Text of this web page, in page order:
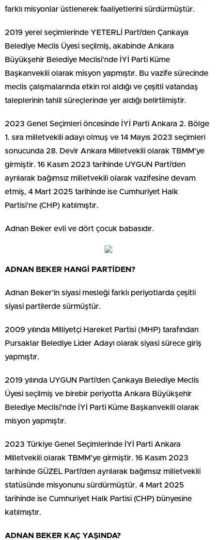
farklı misyonlar üstlenerek faaliyetlerini sürdürmüştür.
2019 yerel seçimlerinde YETERLİ Parti’den Çankaya
Belediye Meclis Üyesi seçilmiş, akabinde Ankara
Büyükşehir Belediye Meclisi’nde İYİ Parti Küme
Başkanvekili olarak misyon yapmıştır. Bu vazife sürecinde
meclis çalışmalarında etkin rol aldığı ve çeşitli vatandaş
taleplerinin tahlil süreçlerinde yer aldığı belirtilmiştir.
2023 Genel Seçimleri öncesinde İYİ Parti Ankara 2. Bölge
1. sıra milletvekili adayı olmuş ve 14 Mayıs 2023 seçimleri
sonucunda 28. Devir Ankara Milletvekili olarak TBMM’ye
girmiştir. 16 Kasım 2023 tarihinde UYGUN Parti’den
ayrılarak bağımsız milletvekili olarak vazifesine devam
etmiş, 4 Mart 2025 tarihinde ise Cumhuriyet Halk
Partisi’ne (CHP) katılmıştır.
Adnan Beker evli ve dört çocuk babasıdır.
ADNAN BEKER HANGİ PARTİDEN?
Adnan Beker’in siyasi mesleği farklı periyotlarda çeşitli
siyasi partilerde sürmüştür.
2009 yılında Milliyetçi Hareket Partisi (MHP) tarafından
Pursaklar Belediye Lider Adayı olarak siyasi sürece giriş
yapmıştır.
2019 yılında UYGUN Parti’den Çankaya Belediye Meclis
Üyesi seçilmiş ve birebir periyotta Ankara Büyükşehir
Belediye Meclisi’nde İYİ Parti Küme Başkanvekili olarak
misyon yapmıştır.
2023 Türkiye Genel Seçimlerinde İYİ Parti Ankara
Milletvekili olarak TBMM’ye girmiştir. 16 Kasım 2023
tarihinde GÜZEL Parti’den ayrılarak bağımsız milletvekili
statüsünde misyonunu sürdürmüştür. 4 Mart 2025
tarihinde ise Cumhuriyet Halk Partisi (CHP) bünyesine
katılmıştır.
ADNAN BEKER KAÇ YAŞINDA?